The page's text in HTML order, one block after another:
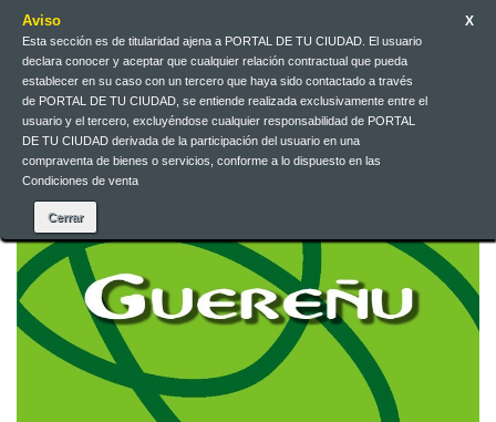
Aviso
Esta sección es de titularidad ajena a PORTAL DE TU CIUDAD. El usuario
declara conocer y aceptar que cualquier relación contractual que pueda
establecer en su caso con un tercero que haya sido contactado a través
de PORTAL DE TU CIUDAD, se entiende realizada exclusivamente entre el
usuario y el tercero, excluyéndose cualquier responsabilidad de PORTAL
DE TU CIUDAD derivada de la participación del usuario en una
compraventa de bienes o servicios, conforme a lo dispuesto en las
Condiciones de venta
X
EUR
English
Contact us